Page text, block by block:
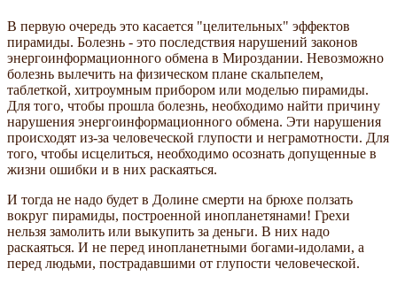
В первую очередь это касается "целительных" эффектов
пирамиды. Болезнь - это последствия нарушений законов
энергоинформационного обмена в Мироздании. Невозможно
болезнь вылечить на физическом плане скальпелем,
таблеткой, хитроумным прибором или моделью пирамиды.
Для того, чтобы прошла болезнь, необходимо найти причину
нарушения энергоинформационного обмена. Эти нарушения
происходят из-за человеческой глупости и неграмотности. Для
того, чтобы исцелиться, необходимо осознать допущенные в
жизни ошибки и в них раскаяться.
И тогда не надо будет в Долине смерти на брюхе ползать
вокруг пирамиды, построенной инопланетянами! Грехи
нельзя замолить или выкупить за деньги. В них надо
раскаяться. И не перед инопланетными богами-идолами, а
перед людьми, пострадавшими от глупости человеческой.